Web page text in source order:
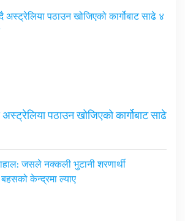
पठाउन खोजिएको कार्गोबाट साढे